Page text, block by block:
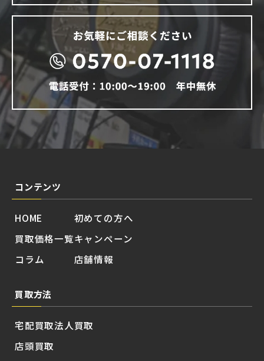
コンテンツ
HOME
買取価格一覧
コラム
初めての方へ
キャンペーン
店舗情報
買取方法
宅配買取
店頭買取
法人買取